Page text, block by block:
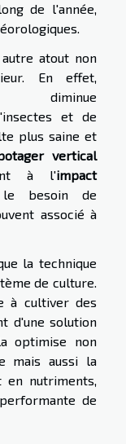
de l'année,
atout non
En effet,
diminue
et de
plus saine et
vertical
à l'impact
besoin de
associé à
la technique
de culture.
à cultiver des
d'une solution
optimise non
mais aussi la
en nutriments,
de